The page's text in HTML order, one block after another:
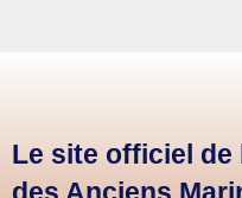
Le site officiel